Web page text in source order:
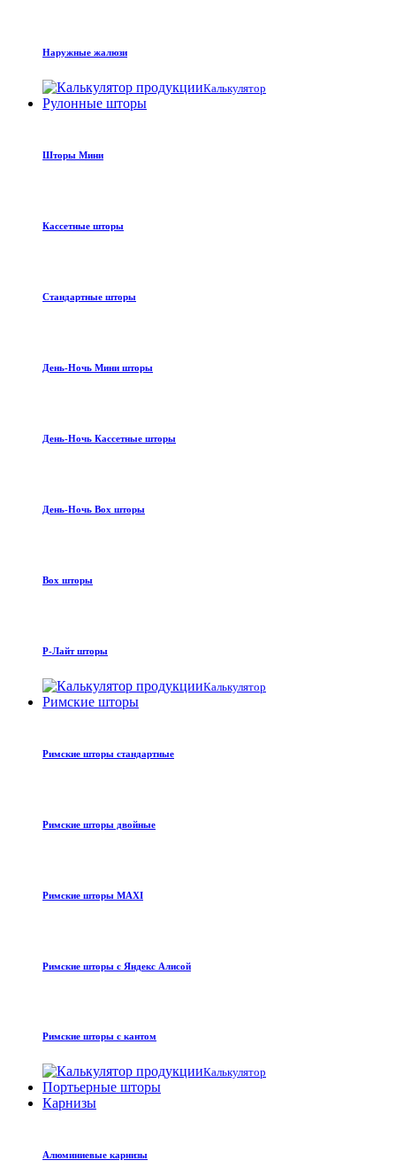
Наружные жалюзи
Калькулятор
Рулонные шторы
Шторы Мини
Кассетные шторы
Стандартные шторы
День-Ночь Мини шторы
День-Ночь Кассетные шторы
День-Ночь Box шторы
Box шторы
Р-Лайт шторы
Калькулятор
Римские шторы
Римские шторы стандартные
Римские шторы двойные
Римские шторы MAXI
Римские шторы с Яндекс Алисой
Римские шторы с кантом
Калькулятор
Портьерные шторы
Карнизы
Алюминиевые карнизы